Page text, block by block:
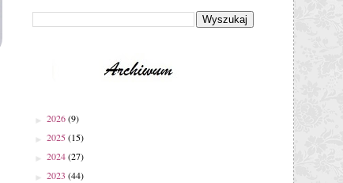
► 2026(9)
► 2025(15)
► 2024(27)
► 2023 (44)